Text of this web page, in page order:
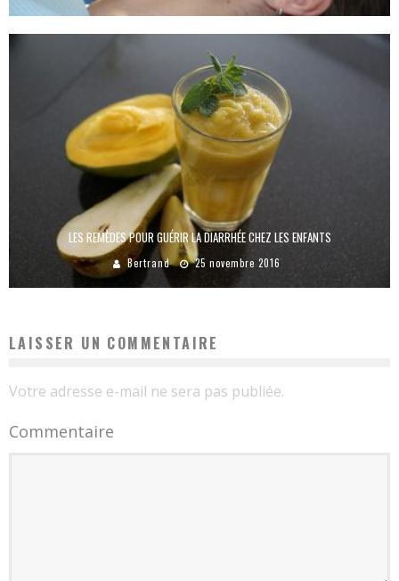
LES REMÈDES POUR GUÉRIR LA DIARRHÉE CHEZ LES ENFANTS
Bertrand 25 novembre 2016
LAISSER UN COMMENTAIRE
Votre adresse e-mail ne sera pas publiée.
Commentaire